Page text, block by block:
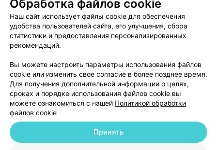
Пользовательское соглашение
Способы оплаты
Вакансии
Партнеры
Написать руководителю 103.by
Обработка персональных данных
© 2026 ООО «Артокс Лаб», УНП 191700409
| 220012, Республика Беларусь,
Обработка файлов cookie
Наш сайт использует файлы cookie для обеспечения
удобства пользователей сайта, его улучшения, сбора
статистики и предоставления персонализированных
рекомендаций.
Вы можете настроить параметры использования файлов
cookie или изменить свое согласие в более позднее время.
Для получения дополнительной информации о целях,
сроках и порядке использования файлов cookie вы
можете ознакомиться с нашей Политикой обработки
файлов cookie
Принять